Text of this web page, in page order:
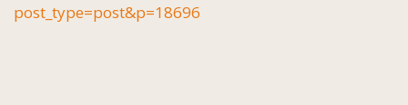
post_type=post&p=18696